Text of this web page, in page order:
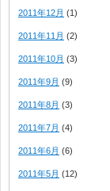
2011年12月 (1)
2011年11月 (2)
2011年10月 (3)
2011年9月 (9)
2011年8月 (3)
2011年7月 (4)
2011年6月 (6)
2011年5月 (12)